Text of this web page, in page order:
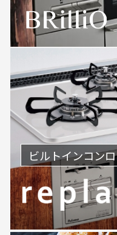
ビルトインコンロ